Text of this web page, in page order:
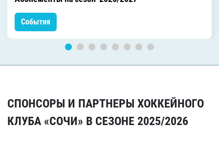
События
СПОНСОРЫ И ПАРТНЕРЫ ХОККЕЙНОГО
КЛУБА «СОЧИ» В СЕЗОНЕ 2025/2026